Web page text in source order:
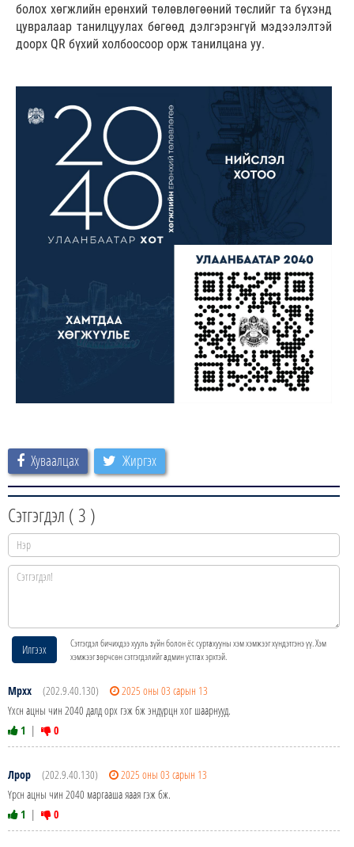
болох хөгжлийн ерөнхий төлөвлөгөөний төслийг та бүхэнд
цувралаар танилцуулах бөгөөд дэлгэрэнгүй мэдээлэлтэй
доорх QR бүхий холбоосоор орж танилцана уу.
Хуваалцах Жиргэх
Сэтгэгдэл ( 3 )
Илгээх
Сэтгэгдэл бичихдээ хууль зүйн болон ёс суртахууны хэм хэмжээг хүндэтгэнэ үү. Хэм
хэмжээг зөрчсөн сэтгэгдэлийг админ устгах эрхтэй.
Мрхх (202.9.40.130)
2025 оны 03 сарын 13
Үхсн ацны чин 2040 далд орх гэж бж эндүрцн хог шаарнууд.
1 | 0
Лрор (202.9.40.130)
2025 оны 03 сарын 13
Үрсн ацны чин 2040 маргааша яаая гэж бж.
1 | 0